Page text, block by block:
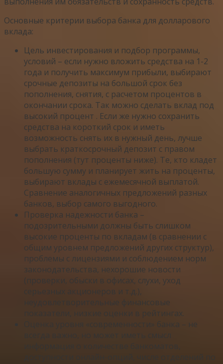
Основные критерии выбора банка для долларового
вклада:
Цель инвестирования и подбор программы,
условий – если нужно вложить средства на 1-2
года и получить максимум прибыли, выбирают
срочные депозиты на большой срок без
пополнения, снятия, с расчетом процентов в
окончании срока. Так можно сделать вклад под
высокий процент . Если же нужно сохранить
средства на короткий срок и иметь
возможность снять их в нужный день, лучше
выбрать краткосрочный депозит с правом
пополнения (тут проценты ниже). Те, кто кладет
большую сумму и планирует жить на проценты,
выбирают вклады с ежемесячной выплатой.
Сравнение аналогичных предложений разных
банков, выбор самого выгодного.
Проверка надежности банка –
подозрительными должны быть слишком
высокие проценты по вкладам (в сравнении с
общим уровнем предложений других структур),
проблемы с лицензиями и соблюдением норм
законодательства, нехорошие новости
(проверки, обыски в офисах, слухи, уход
серьезных акционеров и т.д.),
неудовлетворительные финансовые
показатели, низкие оценки в рейтингах.
Оценка уровня «современности» банка – не